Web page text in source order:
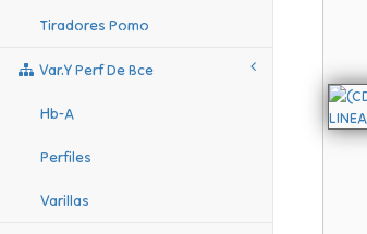
Tiradores Pomo
Var.y Perf De Bce
Hb-A
Perfiles
Varillas